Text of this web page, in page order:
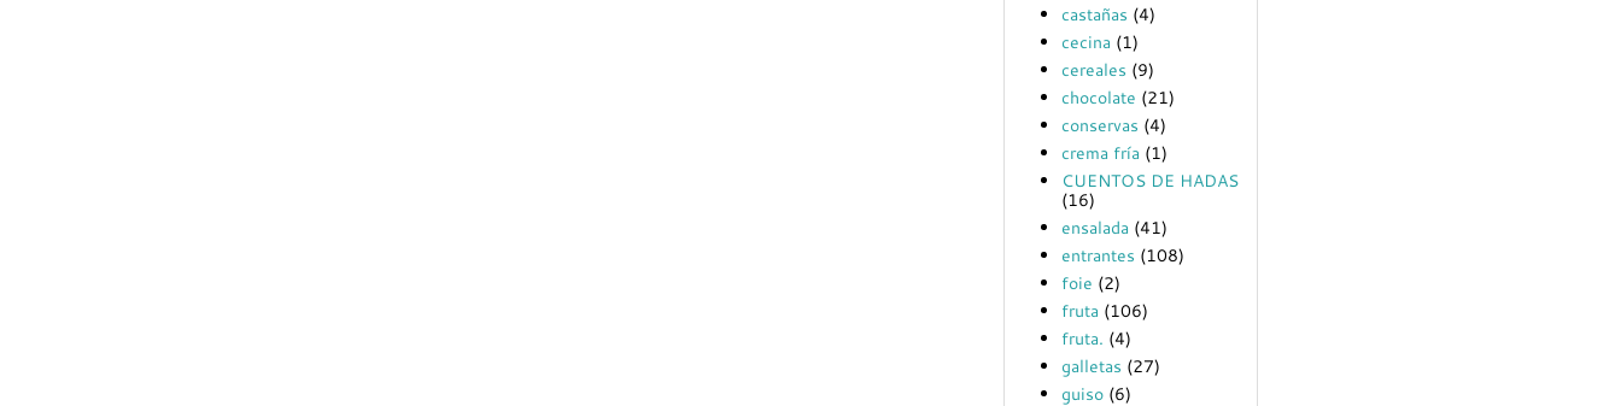
castañas (4)
cecina (1)
cereales (9)
chocolate (21)
conservas (4)
crema fría (1)
CUENTOS DE HADAS
(16)
ensalada (41)
entrantes (108)
foie (2)
fruta (106)
fruta. (4)
galletas (27)
guiso (6)